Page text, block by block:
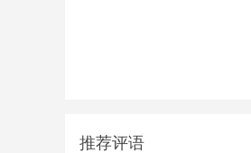
推荐评语